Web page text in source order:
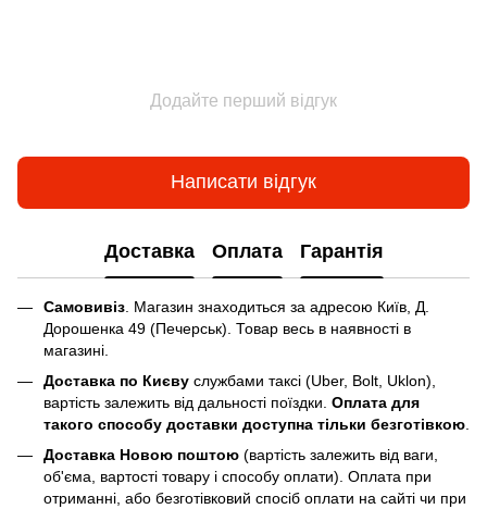
Додайте перший відгук
Написати відгук
Доставка Оплата Гарантія
Самовивіз . Магазин знаходиться за адресою Київ, Д.
Дорошенка 49 (Печерськ). Товар весь в наявності в
магазині.
Доставка по Києву службами таксі (Uber, Bolt, Uklon),
вартість залежить від дальності поїздки. Оплата для
такого способу доставки доступна тільки безготівкою
Доставка Новою поштою (вартість залежить від ваги,
об'єма, вартості товару і способу оплати). Оплата при
отриманні, або безготівковий спосіб оплати на сайті чи при